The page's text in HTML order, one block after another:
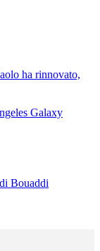
ha rinnovato,
Galaxy
Bouaddi